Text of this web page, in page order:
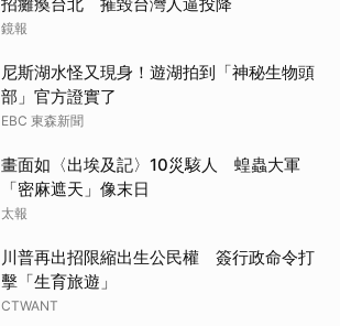
鏡報
尼斯湖水怪又現身！遊湖拍到「神秘生物頭
部」官方證實了
EBC 東森新聞
畫面如〈出埃及記〉10災駭人 蝗蟲大軍
「密麻遮天」像末日
太報
川普再出招限縮出生公民權 簽行政命令打
擊「生育旅遊」
CTWANT